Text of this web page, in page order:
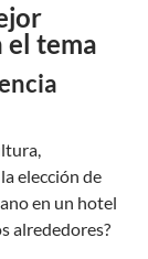
el tema
elección de
en un hotel
alrededores?